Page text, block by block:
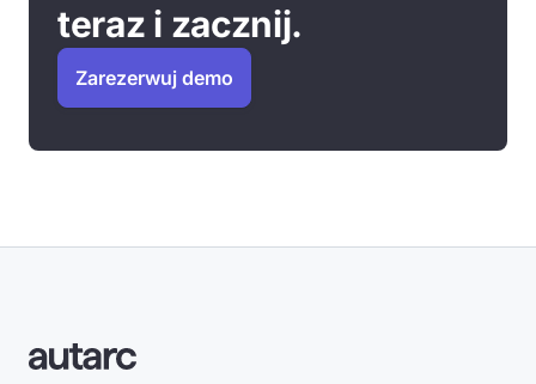
teraz i zacznij.
Zarezerwuj demo